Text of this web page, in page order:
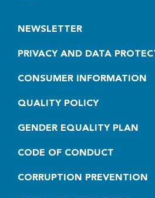
NEWSLETTER
PRIVACY AND DATA
CONSUMER INFORMATION
QUALITY POLICY
GENDER EQUALITY PLAN
CODE OF CONDUCT
CORRUPTION PREVENTION